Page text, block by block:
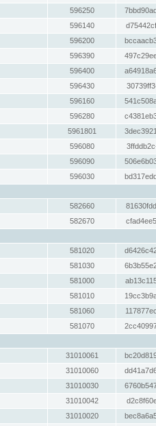
596250
596140
596200
596390
596400
596430
596160
596280
5961801
596080
596090
596030
582660
582670
581020
581030
581000
581010
581060
581070
31010061
31010060
31010030
31010042
31010020